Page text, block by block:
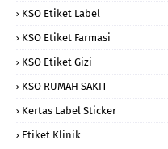
KSO Etiket Label
KSO Etiket Farmasi
KSO Etiket Gizi
KSO RUMAH SAKIT
Kertas Label Sticker
Etiket Klinik